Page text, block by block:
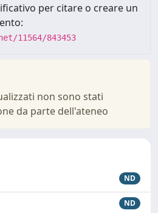
per citare o creare un
11564/843453
non sono stati
da parte dell'ateneo
ND
ND